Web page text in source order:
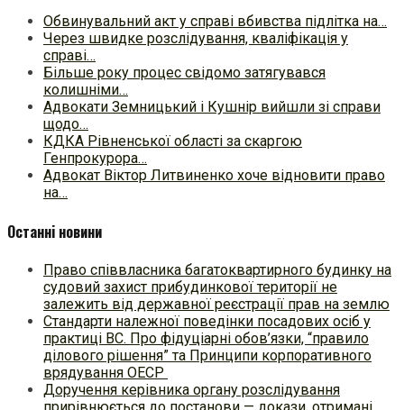
Обвинувальний акт у справі вбивства підлітка на…
Через швидке розслідування, кваліфікація у
справі…
Більше року процес свідомо затягувався
колишніми…
Адвокати Земницький і Кушнір вийшли зі справи
щодо…
КДКА Рівненської області за скаргою
Генпрокурора…
Адвокат Віктор Литвиненко хоче відновити право
на…
Останні новини
Право співвласника багатоквартирного будинку на
судовий захист прибудинкової території не
залежить від державної реєстрації прав на землю
Стандарти належної поведінки посадових осіб у
практиці ВC. Про фідуціарні обов’язки, “правило
ділового рішення” та Принципи корпоративного
врядування ОЕСР
Доручення керівника органу розслідування